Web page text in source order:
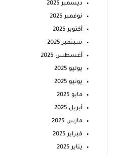
ديسمبر 2025
نوفمبر 2025
أكتوبر 2025
سبتمبر 2025
أغسطس 2025
يوليو 2025
يونيو 2025
مايو 2025
أبريل 2025
مارس 2025
فبراير 2025
يناير 2025